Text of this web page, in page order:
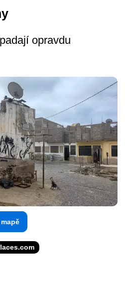
opravdu